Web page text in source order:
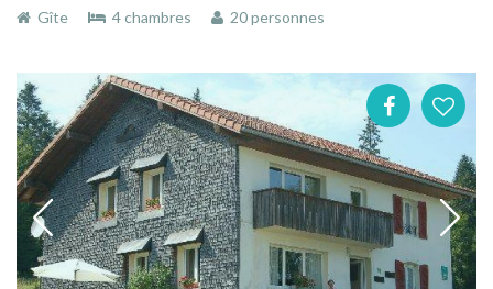
Gîte
4 chambres 20 personnes